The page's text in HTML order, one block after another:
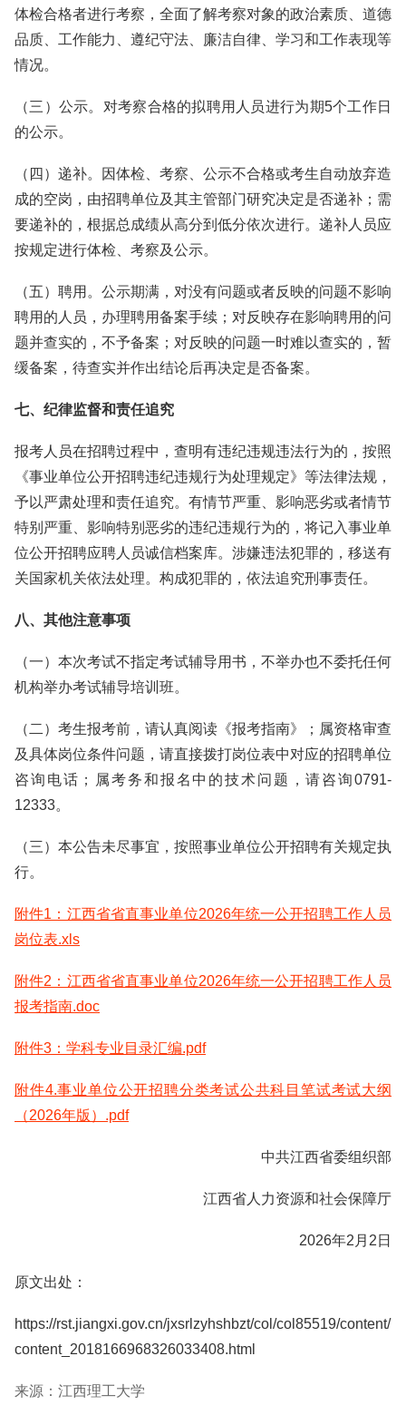
体检合格者进行考察，全面了解考察对象的政治素质、道德
品质、工作能力、遵纪守法、廉洁自律、学习和工作表现等
情况。
（三）公示。对考察合格的拟聘用人员进行为期5个工作日
的公示。
（四）递补。因体检、考察、公示不合格或考生自动放弃造
成的空岗，由招聘单位及其主管部门研究决定是否递补；需
要递补的，根据总成绩从高分到低分依次进行。递补人员应
按规定进行体检、考察及公示。
（五）聘用。公示期满，对没有问题或者反映的问题不影响
聘用的人员，办理聘用备案手续；对反映存在影响聘用的问
题并查实的，不予备案；对反映的问题一时难以查实的，暂
缓备案，待查实并作出结论后再决定是否备案。
七、纪律监督和责任追究
报考人员在招聘过程中，查明有违纪违规违法行为的，按照
《事业单位公开招聘违纪违规行为处理规定》等法律法规，
予以严肃处理和责任追究。有情节严重、影响恶劣或者情节
特别严重、影响特别恶劣的违纪违规行为的，将记入事业单
位公开招聘应聘人员诚信档案库。涉嫌违法犯罪的，移送有
关国家机关依法处理。构成犯罪的，依法追究刑事责任。
八、其他注意事项
（一）本次考试不指定考试辅导用书，不举办也不委托任何
机构举办考试辅导培训班。
（二）考生报考前，请认真阅读《报考指南》；属资格审查
及具体岗位条件问题，请直接拨打岗位表中对应的招聘单位
咨询电话；属考务和报名中的技术问题，请咨询0791-
12333。
（三）本公告未尽事宜，按照事业单位公开招聘有关规定执
行。
附件1：江西省省直事业单位2026年统一公开招聘工作人员
岗位表.xls
附件2：江西省省直事业单位2026年统一公开招聘工作人员
报考指南.doc
附件3：学科专业目录汇编.pdf
附件4.事业单位公开招聘分类考试公共科目笔试考试大纲
（2026年版）.pdf
中共江西省委组织部
江西省人力资源和社会保障厅
2026年2月2日
原文出处：
https://rst.jiangxi.gov.cn/jxsrlzyhshbzt/col/col85519/content/
content_2018166968326033408.html
来源：江西理工大学